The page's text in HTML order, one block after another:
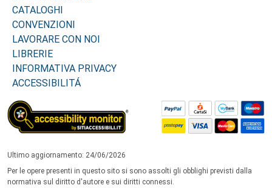
CATALOGHI
CONVENZIONI
LAVORARE CON NOI
LIBRERIE
INFORMATIVA PRIVACY
ACCESSIBILITÁ
Ultimo aggiornamento: 24/06/2026
Per le opere presenti in questo sito si sono assolti gli obblighi previsti dalla
normativa sul diritto d'autore e sui diritti connessi.